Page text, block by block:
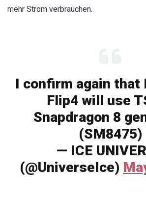
mehr Strom verbrauchen.
I confirm again that
Flip4 will use
Snapdragon 8
(SM8475)
— ICE
(@UniverseIce)